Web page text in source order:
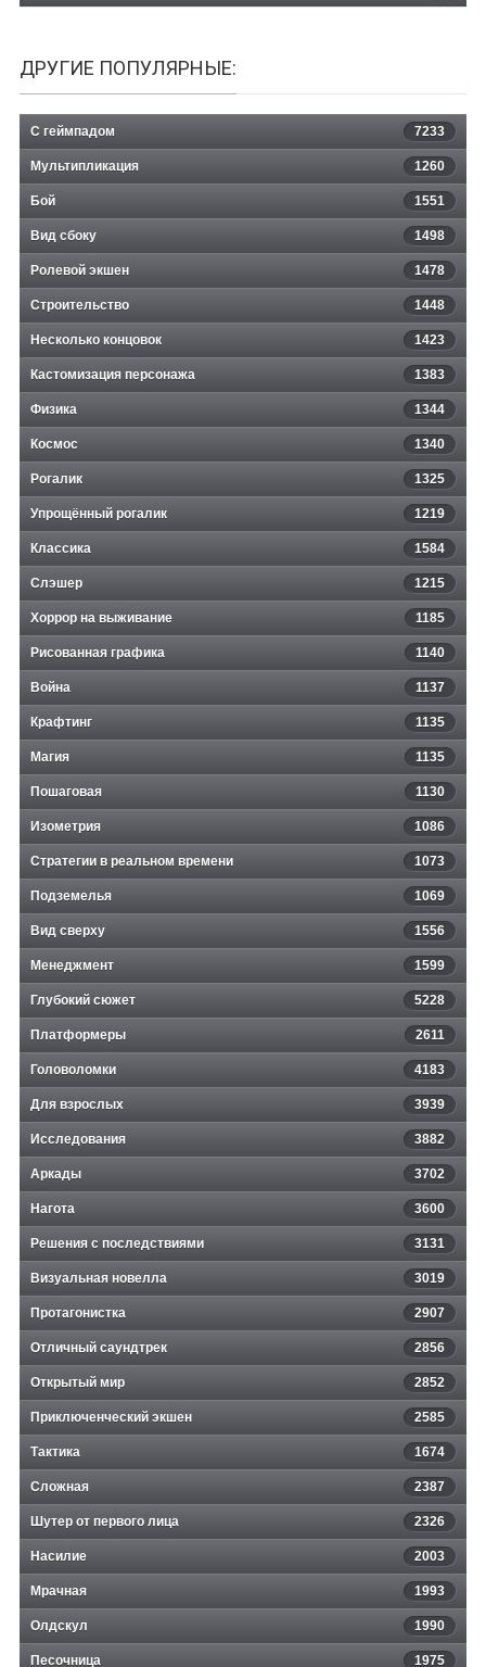
ДРУГИЕ ПОПУЛЯРНЫЕ:
С геймпадом 7233
Мультипликация 1260
Бой 1551
Вид сбоку 1498
Ролевой экшен 1478
Строительство 1448
Несколько концовок 1423
Кастомизация персонажа 1383
Физика 1344
Космос 1340
Рогалик 1325
Упрощённый рогалик 1219
Классика 1584
Слэшер 1215
Хоррор на выживание 1185
Рисованная графика 1140
Война 1137
Крафтинг 1135
Магия 1135
Пошаговая 1130
Изометрия 1086
Стратегии в реальном времени 1073
Подземелья 1069
Вид сверху 1556
Менеджмент 1599
Глубокий сюжет 5228
Платформеры 2611
Головоломки 4183
Для взрослых 3939
Исследования 3882
Аркады 3702
Нагота 3600
Решения с последствиями 3131
Визуальная новелла 3019
Протагонистка 2907
Отличный саундтрек 2856
Открытый мир 2852
Приключенческий экшен 2585
Тактика 1674
Сложная 2387
Шутер от первого лица 2326
Насилие 2003
Мрачная 1993
Олдскул 1990
Песочница 1975